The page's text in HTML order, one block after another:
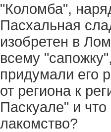
"Коломба",
Пасхальная
изобретен в
всему
придумали его
от региона к
Паскуале" и что
лакомство?